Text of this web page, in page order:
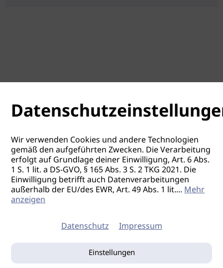
Wir verwenden Cookies und andere Technologien
gemäß den aufgeführten Zwecken. Die Verarbeitung
erfolgt auf Grundlage deiner Einwilligung, Art. 6 Abs.
1 S. 1 lit. a DS-GVO, § 165 Abs. 3 S. 2 TKG 2021. Die
Einwilligung betrifft auch Datenverarbeitungen
außerhalb der EU/des EWR, Art. 49 Abs. 1 lit....Mehr
anzeigen
Datenschutz Impressum
Einstellungen